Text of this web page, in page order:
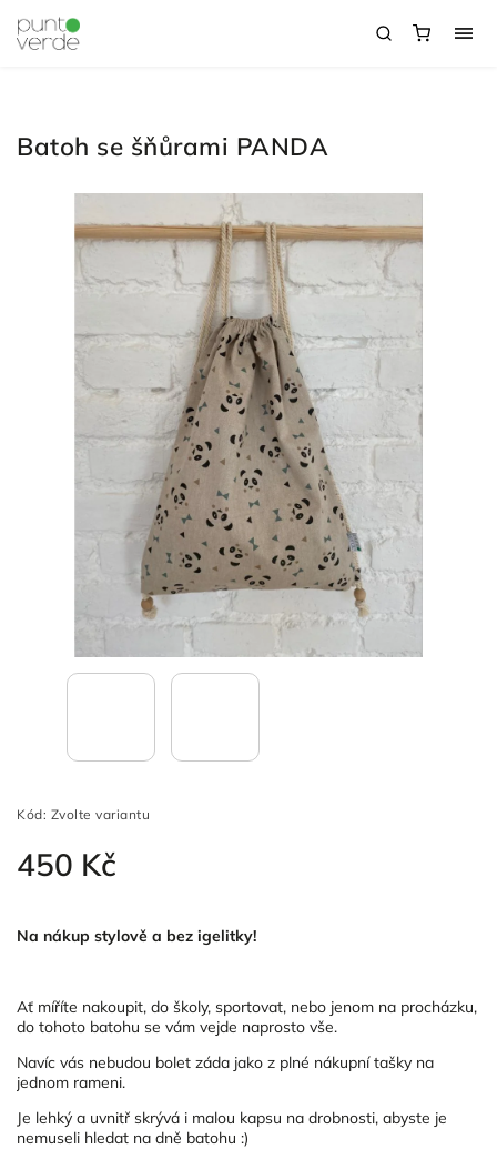
Batoh se šňůrami PANDA
Kód: Zvolte variantu
450 Kč
Na nákup stylově a bez igelitky!
Ať míříte nakoupit, do školy, sportovat, nebo jenom na procházku,
do tohoto batohu se vám vejde naprosto vše.
Navíc vás nebudou bolet záda jako z plné nákupní tašky na
jednom rameni.
Je lehký a uvnitř skrývá i malou kapsu na drobnosti, abyste je
nemuseli hledat na dně batohu :)